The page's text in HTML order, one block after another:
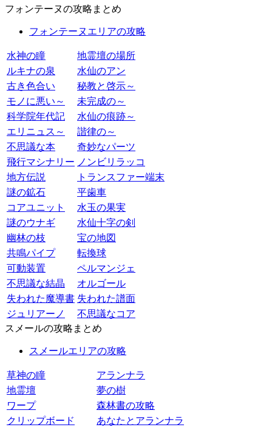
フォンテーヌの攻略まとめ
フォンテーヌエリアの攻略
水神の瞳
地霊壇の場所
ルキナの泉
水仙のアン
古き色合い
秘教と啓示～
モノに悪い～
未完成の～
科学院年代記
水仙の痕跡～
エリニュス～
諧律の～
不思議な本
奇妙なパーツ
飛行マシナリー ノンビリラッコ
地方伝説
トランスファー端末
謎の鉱石
平歯車
コアユニット
水玉の果実
謎のウナギ
水仙十字の剣
幽林の枝
宝の地図
共鳴パイプ
転換球
可動装置
ペルマンジェ
不思議な結晶
オルゴール
失われた魔導書 失われた譜面
ジュリアーノ
不思議なコア
スメールの攻略まとめ
スメールエリアの攻略
草神の瞳
アランナラ
地霊壇
夢の樹
ワープ
森林書の攻略
クリップボード
あなたとアランナラ